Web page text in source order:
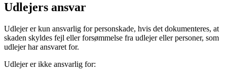
Udlejers ansvar
Udlejer er kun ansvarlig for personskade, hvis det dokumenteres, at
skaden skyldes fejl eller forsømmelse fra udlejer eller personer, som
udlejer har ansvaret for.
Udlejer er ikke ansvarlig for: